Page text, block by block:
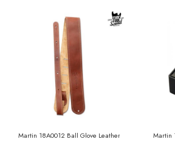
Martin 18A0012 Ball Glove Leather Strap BrownMartin